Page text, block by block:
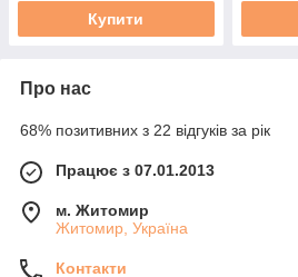
Купити
Про нас
68% позитивних з 22 відгуків за рік
Працює з 07.01.2013
м. Житомир
Житомир, Україна
Контакти